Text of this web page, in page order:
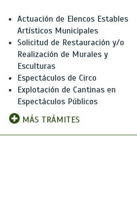
Actuación de Elencos Estables
Artísticos Municipales
Solicitud de Restauración y/o
Realización de Murales y
Esculturas
Espectáculos de Circo
Explotación de Cantinas en
Espectáculos Públicos
MÁS TRÁMITES